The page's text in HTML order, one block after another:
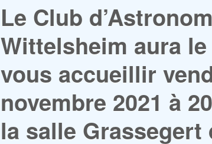
Le Club
Wittelsheim aura
vous accueillir
novembre 2021 à
la salle Grassegert